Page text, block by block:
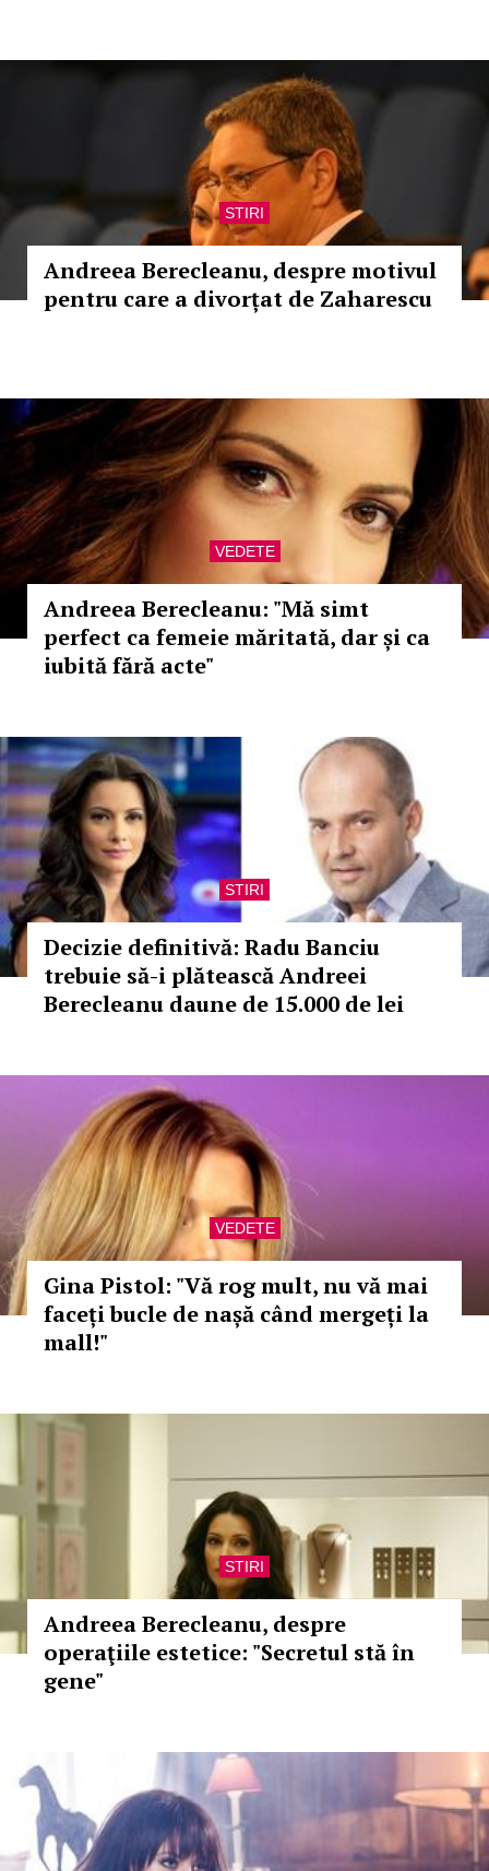
STIRI
Andreea Berecleanu, despre motivul
pentru care a divorțat de Zaharescu
VEDETE
Andreea Berecleanu: "Mă simt
perfect ca femeie măritată, dar și ca
iubită fără acte"
STIRI
Decizie definitivă: Radu Banciu
trebuie să-i plătească Andreei
Berecleanu daune de 15.000 de lei
VEDETE
Gina Pistol: "Vă rog mult, nu vă mai
faceți bucle de nașă când mergeți la
mall!"
STIRI
Andreea Berecleanu, despre
operaţiile estetice: "Secretul stă în
gene"